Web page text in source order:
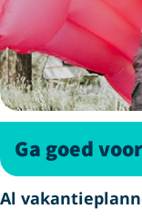
Ga goed
Al